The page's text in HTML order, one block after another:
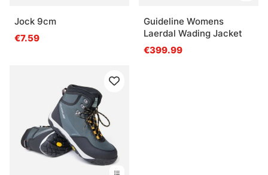
Jock 9cm
€7.59
Guideline Womens
Laerdal Wading Jacket
€399.99